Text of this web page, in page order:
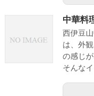
中華料
西伊豆
は、外
の感じ
そんな